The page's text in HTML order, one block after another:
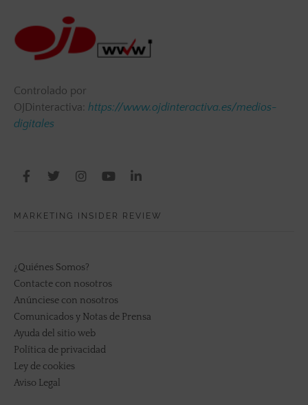
Controlado por
OJDinteractiva: https://www.ojdinteractiva.es/medios-
digitales
MARKETING INSIDER REVIEW
¿Quiénes Somos?
Contacte con nosotros
Anúnciese con nosotros
Comunicados y Notas de Prensa
Ayuda del sitio web
Política de privacidad
Ley de cookies
Aviso Legal